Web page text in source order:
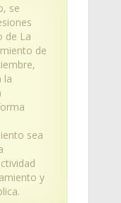
se
de La
de
la
sea
y